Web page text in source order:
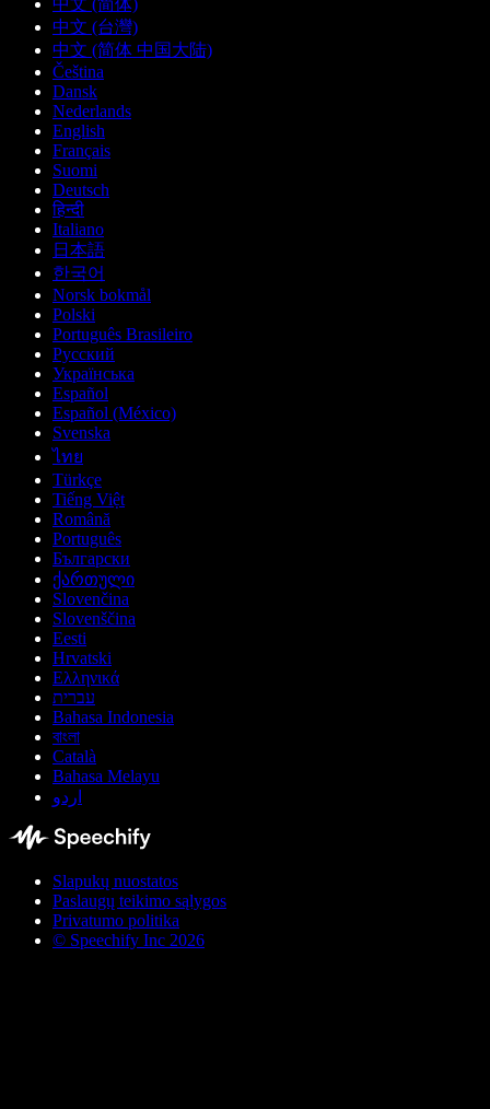
中文 (简体)
中文 (台灣)
中文 (简体 中国大陆)
Čeština
Dansk
Nederlands
English
Français
Suomi
Deutsch
हिन्दी
Italiano
日本語
한국어
Norsk bokmål
Polski
Português Brasileiro
Русский
Українська
Español
Español (México)
Svenska
ไทย
Türkçe
Tiếng Việt
Română
Português
Български
ქართული
Slovenčina
Slovenščina
Eesti
Hrvatski
Ελληνικά
עברית
Bahasa Indonesia
বাংলা
Català
Bahasa Melayu
اردو
Slapukų nuostatos
Paslaugų teikimo sąlygos
Privatumo politika
© Speechify Inc 2026